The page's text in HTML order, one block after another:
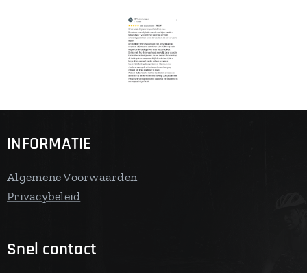
INFORMATIE
Algemene Voorwaarden
Privacybeleid
Snel contact